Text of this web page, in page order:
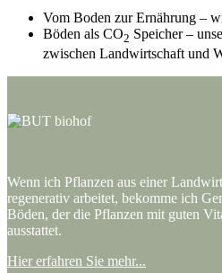
Vom Boden zur Ernährung –
Böden als CO2 Speicher –
zwischen Landwirtschaft und
Wenn ich Pflanzen aus einer
regenerativ arbeitet, bekomme ich
Böden, der die Pflanzen mit guten
ausstattet.
Hier erfahren Sie mehr...